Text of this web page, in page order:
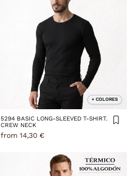
+ COLORES
5294 BASIC LONG-SLEEVED T-SHIRT.
CREW NECK
from 14,30 €